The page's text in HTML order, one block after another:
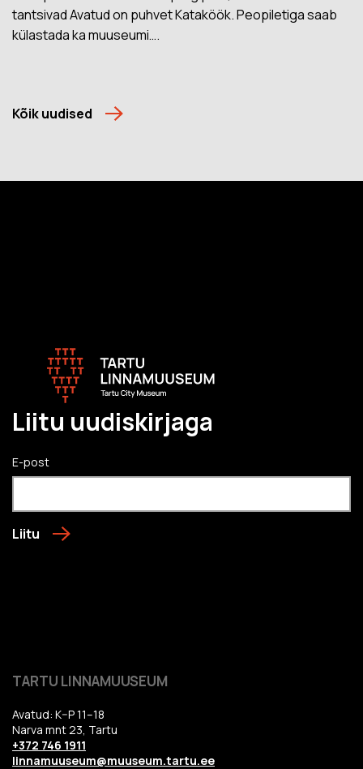
tantsivad Avatud on puhvet Kataköök. Peopiletiga saab
külastada ka muuseumi….
Kõik uudised
Liitu uudiskirjaga
E-post
Liitu
TARTU LINNAMUUSEUM
Avatud: K–P 11–18
Narva mnt 23, Tartu
+372 746 1911
linnamuuseum@muuseum.tartu.ee